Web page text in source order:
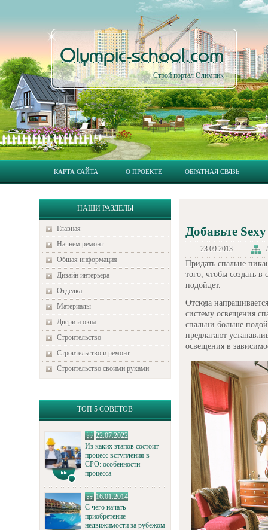
Olympic-school.com
Строй портал Олимпик
КАРТА САЙТА О ПРОЕКТЕ ОБРАТНАЯ СВЯЗЬ
НАШИ РАЗДЕЛЫ
Главная
Начнем ремонт
Общая информация
Дизайн интерьера
Отделка
Материалы
Двери и окна
Строительство
Строительство и ремонт
Строительство своими руками
ТОП 5 СОВЕТОВ
22.07.2022
Из каких этапов состоит
процесс вступления в
СРО: особенности
процесса
16.01.2014
С чего начать
приобретение
недвижимости за рубежом
Добавьте
23.09.2013
Придать спальне
того, чтобы создать
подойдет.
Отсюда
систему освещения
спальни больше
предлагают
освещения в